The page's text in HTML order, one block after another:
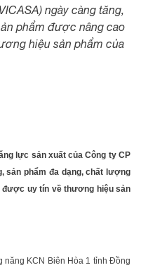
ngày càng tăng,
phẩm được nâng cao
hiệu sản phẩm của
lực sản xuất của Công ty CP
sản phẩm đa dạng, chất lượng
được uy tín về thương hiệu sản
năng KCN Biên Hòa 1 tỉnh Đồng